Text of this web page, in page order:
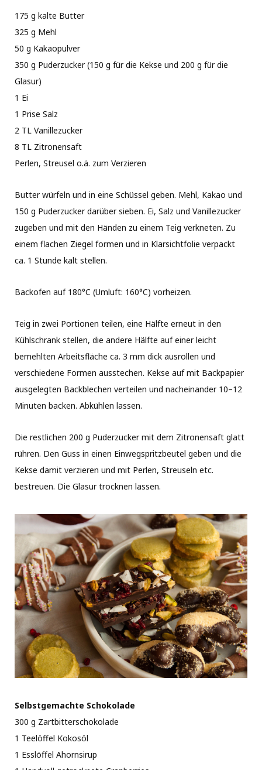
175 g kalte Butter
325 g Mehl
50 g Kakaopulver
350 g Puderzucker (150 g für die Kekse und 200 g für die
Glasur)
1 Ei
1 Prise Salz
2 TL Vanillezucker
8 TL Zitronensaft
Perlen, Streusel o.ä. zum Verzieren
Butter würfeln und in eine Schüssel geben. Mehl, Kakao und
150 g Puderzucker darüber sieben. Ei, Salz und Vanillezucker
zugeben und mit den Händen zu einem Teig verkneten. Zu
einem flachen Ziegel formen und in Klarsichtfolie verpackt
ca. 1 Stunde kalt stellen.
Backofen auf 180°C (Umluft: 160°C) vorheizen.
Teig in zwei Portionen teilen, eine Hälfte erneut in den
Kühlschrank stellen, die andere Hälfte auf einer leicht
bemehlten Arbeitsfläche ca. 3 mm dick ausrollen und
verschiedene Formen ausstechen. Kekse auf mit Backpapier
ausgelegten Backblechen verteilen und nacheinander 10–12
Minuten backen. Abkühlen lassen.
Die restlichen 200 g Puderzucker mit dem Zitronensaft glatt
rühren. Den Guss in einen Einwegspritzbeutel geben und die
Kekse damit verzieren und mit Perlen, Streuseln etc.
bestreuen. Die Glasur trocknen lassen.
Selbstgemachte Schokolade
300 g Zartbitterschokolade
1 Teelöffel Kokosöl
1 Esslöffel Ahornsirup